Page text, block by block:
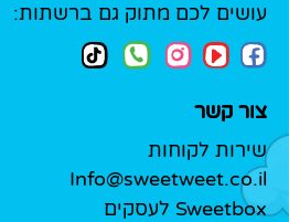
עושים לכם מתוק גם ברשתות:
צור קשר
שירות לקוחות
Info@sweetweet.co.il
Sweetbox לעסקים